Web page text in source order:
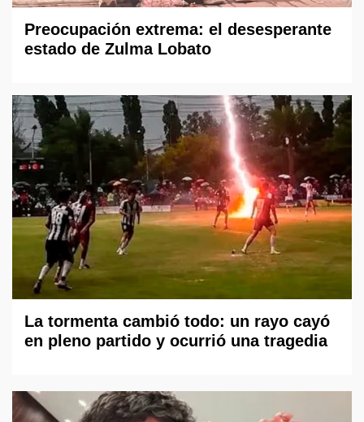
Preocupación extrema: el desesperante
estado de Zulma Lobato
La tormenta cambió todo: un rayo cayó
en pleno partido y ocurrió una tragedia